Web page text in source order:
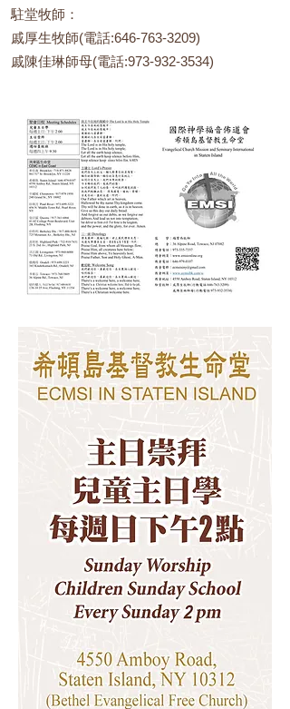
駐堂牧師：
戚厚生牧師(電話:646-763-3209)
戚陳佳琳師母(電話:973-932-3534)